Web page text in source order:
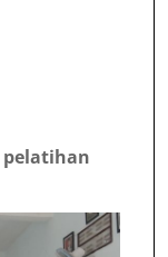
pelatihan